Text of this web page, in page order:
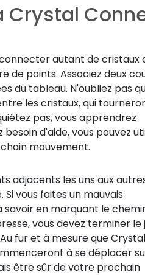
autant de cristaux
de points. Associez deux
du tableau. N'oubliez pas
les cristaux, qui
pas, vous apprendrez
d'aide, vous pouvez
mouvement.
adjacents les uns aux
vous faites un mauvais
en marquant le
vous devez terminer le
fur et à mesure que Crystal
à se déplacer
être sûr de votre prochain